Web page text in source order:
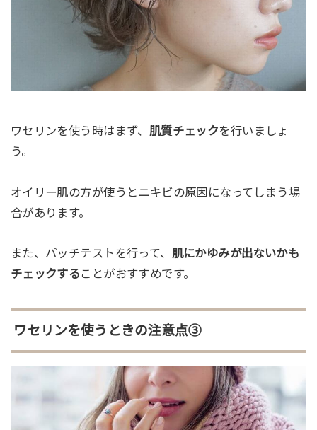
ワセリンを使う時はまず、 肌質チェックを行いましょ
う。
オイリー肌の方が使うとニキビの原因になってしまう場
合があります。
また、パッチテストを行って、 肌にかゆみが出ないかも
チェックする ことがおすすめです。
ワセリンを使うときの注意点③